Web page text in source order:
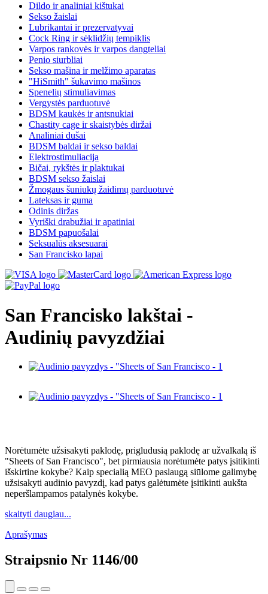
Dildo ir analiniai kištukai
Sekso žaislai
Lubrikantai ir prezervatyvai
Cock Ring ir sėklidžių tempiklis
Varpos rankovės ir varpos dangteliai
Penio siurbliai
Sekso mašina ir melžimo aparatas
"HiSmith" šukavimo mašinos
Spenelių stimuliavimas
Vergystės parduotuvė
BDSM kaukės ir antsnukiai
Chastity cage ir skaistybės diržai
Analiniai dušai
BDSM baldai ir sekso baldai
Elektrostimuliacija
Bičai, rykštės ir plaktukai
BDSM sekso žaislai
Žmogaus šuniukų žaidimų parduotuvė
Lateksas ir guma
Odinis diržas
Vyriški drabužiai ir apatiniai
BDSM papuošalai
Seksualūs aksesuarai
San Francisko lapai
San Francisko lakštai -
Audinių pavyzdžiai
Norėtumėte užsisakyti paklodę, prigludusią paklodę ar užvalkalą iš
"Sheets of San Francisco", bet pirmiausia norėtumėte patys įsitikinti
išskirtine kokybe? Kaip specialią MEO paslaugą siūlome galimybę
užsisakyti audinio pavyzdį, kad patys galėtumėte įsitikinti aukšta
neperšlampamos patalynės kokybe.
skaityti daugiau...
Aprašymas
Straipsnio Nr 1146/00